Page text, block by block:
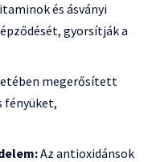
és ásványi
gyorsítják a
megerősített
fényüket,
Az antioxidánsok